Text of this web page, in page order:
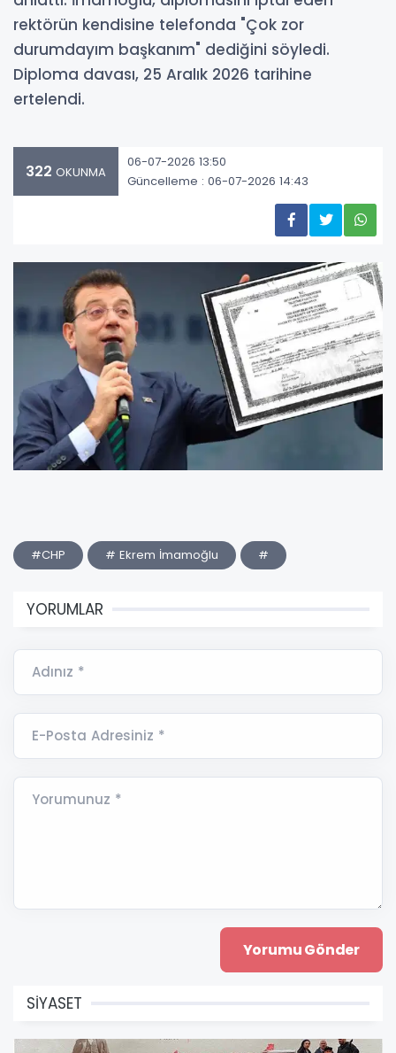
rektörün kendisine telefonda "Çok zor
durumdayım başkanım" dediğini söyledi.
Diploma davası, 25 Aralık 2026 tarihine
ertelendi.
322 OKUNMA
06-07-2026 13:50
Güncelleme : 06-07-2026 14:43
#CHP # Ekrem İmamoğlu #
YORUMLAR
Adınız *
E-Posta Adresiniz *
Yorumunuz *
SİYASET